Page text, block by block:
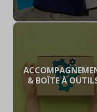
& BOÎTE À